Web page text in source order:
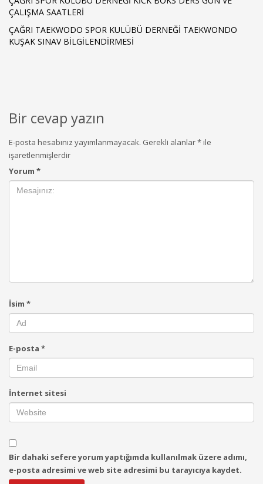
ÇALIŞMA SAATLERİ
ÇAĞRI TAEKWODO SPOR KULÜBÜ DERNEĞİ TAEKWONDO
KUŞAK SINAV BİLGİLENDİRMESİ
Bir cevap yazın
E-posta hesabınız yayımlanmayacak. Gerekli alanlar*ile
işaretlenmişlerdir
Yorum *
İsim *
E-posta *
İnternet sitesi
Bir dahaki sefere yorum yaptığımda kullanılmak üzere adımı,
e-posta adresimi ve web site adresimi bu tarayıcıya kaydet.